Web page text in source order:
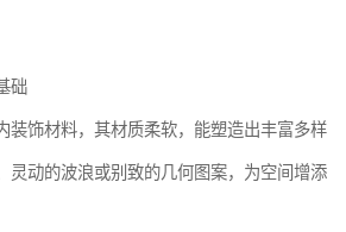
础
装饰材料，其材质柔软，能塑造出丰富多样
灵动的波浪或别致的几何图案，为空间增添